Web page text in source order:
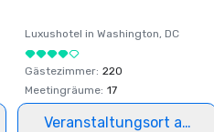
Luxushotel in Washington, DC
Gästezimmer: 220
Meetingräume: 17
Veranstaltungsort